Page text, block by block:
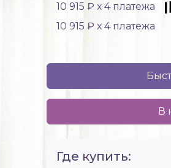
10 915 ₽ х 4 платежа
10 915 ₽ х 4 платежа
В
Где купить: